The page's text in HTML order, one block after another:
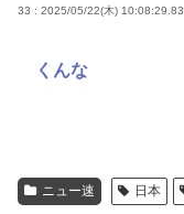
33 : 2025/05/22(木) 10:08:29.83
くんな
ニュー速 日本